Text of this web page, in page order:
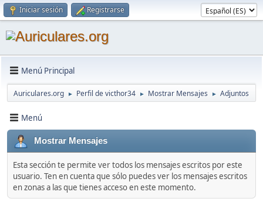
Iniciar sesión Registrarse
Menú Principal
Auriculares.org ► Perfil de victhor34 ► Mostrar Mensajes ► Adjuntos
Menú
Mostrar Mensajes
Esta sección te permite ver todos los mensajes escritos por este
usuario. Ten en cuenta que sólo puedes ver los mensajes escritos
en zonas a las que tienes acceso en este momento.